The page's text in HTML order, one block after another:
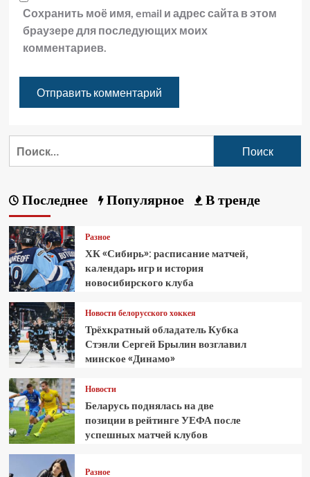
Сохранить моё имя, email и адрес сайта в этом
браузере для последующих моих
комментариев.
Последнее Популярное В тренде
Разное
ХК «Сибирь»: расписание матчей,
календарь игр и история
новосибирского клуба
Новости белорусского хоккея
Трёхкратный обладатель Кубка
Стэнли Сергей Брылин возглавил
минское «Динамо»
Новости
Беларусь поднялась на две
позиции в рейтинге УЕФА после
успешных матчей клубов
Разное